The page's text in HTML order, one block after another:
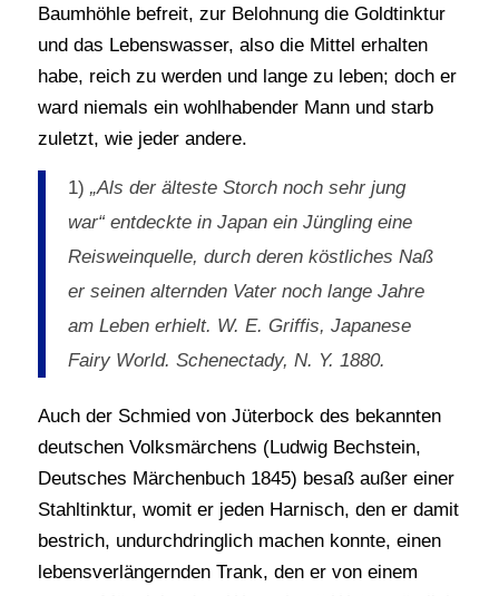
Baumhöhle befreit, zur Belohnung die Goldtinktur
und das Lebenswasser, also die Mittel erhalten
habe, reich zu werden und lange zu leben; doch er
ward niemals ein wohlhabender Mann und starb
zuletzt, wie jeder andere.
1) „Als der älteste Storch noch sehr jung
war“ entdeckte in Japan ein Jüngling eine
Reisweinquelle, durch deren köstliches Naß
er seinen alternden Vater noch lange Jahre
am Leben erhielt. W. E. Griffis, Japanese
Fairy World. Schenectady, N. Y. 1880.
Auch der Schmied von Jüterbock des bekannten
deutschen Volksmärchens (Ludwig Bechstein,
Deutsches Märchenbuch 1845) besaß außer einer
Stahltinktur, womit er jeden Harnisch, den er damit
bestrich, undurchdringlich machen konnte, einen
lebensverlängernden Trank, den er von einem